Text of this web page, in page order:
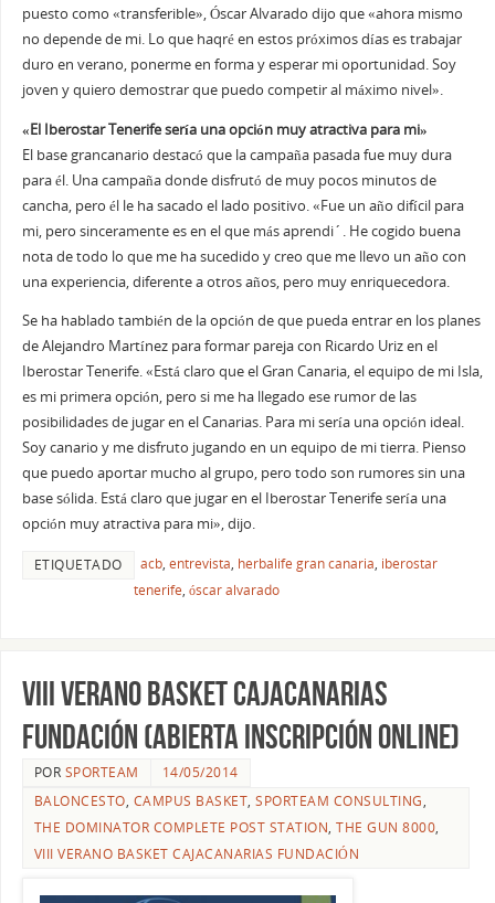
puesto como «transferible», Óscar Alvarado dijo que «ahora mismo
no depende de mi. Lo que haqré en estos próximos días es trabajar
duro en verano, ponerme en forma y esperar mi oportunidad. Soy
joven y quiero demostrar que puedo competir al máximo nivel».
«El Iberostar Tenerife sería una opción muy atractiva para mi»
El base grancanario destacó que la campaña pasada fue muy dura
para él. Una campaña donde disfrutó de muy pocos minutos de
cancha, pero él le ha sacado el lado positivo. «Fue un año difícil para
mi, pero sinceramente es en el que más aprendi´. He cogido buena
nota de todo lo que me ha sucedido y creo que me llevo un año con
una experiencia, diferente a otros años, pero muy enriquecedora.
Se ha hablado también de la opción de que pueda entrar en los planes
de Alejandro Martínez para formar pareja con Ricardo Uriz en el
Iberostar Tenerife. «Está claro que el Gran Canaria, el equipo de mi Isla,
es mi primera opción, pero si me ha llegado ese rumor de las
posibilidades de jugar en el Canarias. Para mi sería una opción ideal.
Soy canario y me disfruto jugando en un equipo de mi tierra. Pienso
que puedo aportar mucho al grupo, pero todo son rumores sin una
base sólida. Está claro que jugar en el Iberostar Tenerife sería una
opción muy atractiva para mi», dijo.
ETIQUETADO acb, entrevista, herbalife gran canaria, iberostar
tenerife, óscar alvarado
VIII Verano Basket CajaCanarias
Fundación (ABIERTA INSCRIPCIÓN ONLINE)
POR SPORTEAM
14/05/2014
BALONCESTO, CAMPUS BASKET,SPORTEAM CONSULTING,
THE DOMINATOR COMPLETE POST STATION,THE GUN 8000,
VIII VERANO BASKET CAJACANARIAS FUNDACIÓN